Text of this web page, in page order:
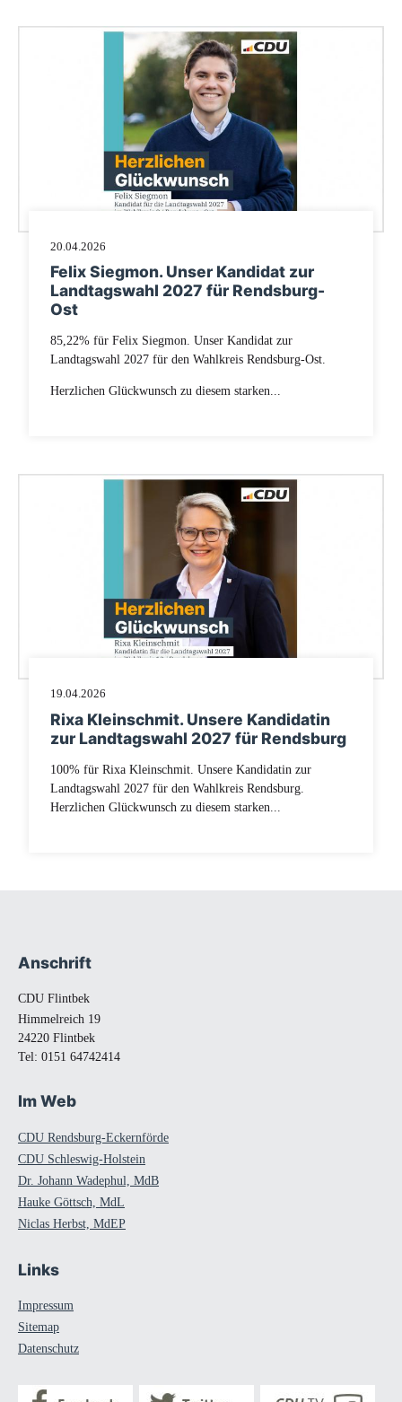
20.04.2026
Felix Siegmon. Unser Kandidat zur
Landtagswahl 2027 für Rendsburg-
Ost
85,22% für Felix Siegmon. Unser Kandidat zur
Landtagswahl 2027 für den Wahlkreis Rendsburg-Ost.
Herzlichen Glückwunsch zu diesem starken...
19.04.2026
Rixa Kleinschmit. Unsere Kandidatin
zur Landtagswahl 2027 für Rendsburg
100% für Rixa Kleinschmit. Unsere Kandidatin zur
Landtagswahl 2027 für den Wahlkreis Rendsburg.
Herzlichen Glückwunsch zu diesem starken...
Fußbereich
Anschrift
CDU Flintbek
Himmelreich 19
24220 Flintbek
Tel: 0151 64742414
Im Web
CDU Rendsburg-Eckernförde
CDU Schleswig-Holstein
Dr. Johann Wadephul, MdB
Hauke Göttsch, MdL
Niclas Herbst, MdEP
Links
Impressum
Sitemap
Datenschutz